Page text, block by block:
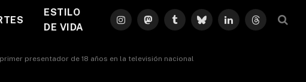
ESTILO
DE VIDA
InstagramMastodonTumblrBlueskyLinkedInThreads
presentador de 18 años en la televisión nacional